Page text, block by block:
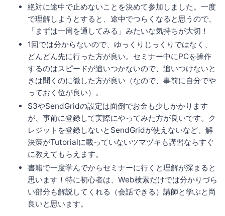
絶対に途中で止めないことを決めて参加しました。一度
で理解しようとすると、途中でつらくなると思うので、
「まずは一周を通してみる」みたいな気持ちが大切！
1回では分からないので、ゆっくりじっくりではなく、
どんどん先に行った方が良い。セミナー中にPCを操作
するのはスピードが追いつかないので、追いつけないと
きは聞くのに徹した方が良い（なので、事前に自分でや
っておく位が良い）。
S3やSendGridの設定は面倒でお金も少しかかります
が、事前に登録して実際にやってみた方が良いです。ク
レジットを登録しないとSendGridが使えないなど、解
決策がTutorialに載っていないツマヅキも講習ならすぐ
に教えてもらえます。
書籍で一度学んでからセミナーに行くと理解が深まると
思います！特に初心者は、Web検索だけでは分かりづら
い部分も解説してくれる（会話できる）講師と学ぶと尚
良いと思います。